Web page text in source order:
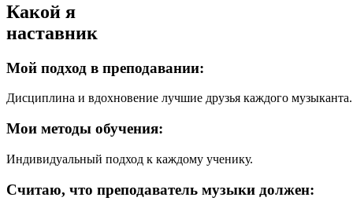
Какой я
наставник
Мой подход в преподавании:
Дисциплина и вдохновение лучшие друзья каждого музыканта.
Мои методы обучения:
Индивидуальный подход к каждому ученику.
Считаю, что преподаватель музыки должен: